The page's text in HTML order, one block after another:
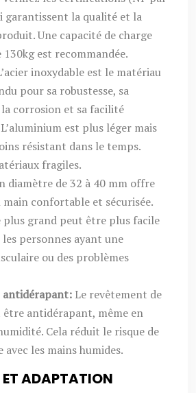
garantissent la qualité et la
Une capacité de charge
est recommandée.
inoxydable est le matériau
pour sa robustesse, sa
corrosion et sa facilité
est plus léger mais
résistant dans le temps.
fragiles.
diamètre de 32 à 40 mm offre
main confortable et sécurisée.
plus grand peut être plus facile
personnes ayant une
ou des problèmes
antidérapant: Le revêtement de
antidérapant, même en
Cela réduit le risque de
avec les mains humides.
ET ADAPTATION